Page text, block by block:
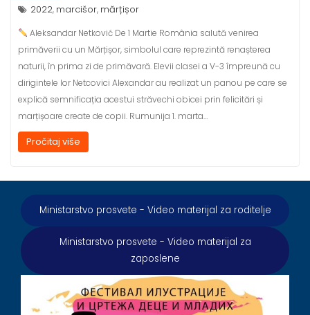
2022, marcišor, mărțișor
Aleksandar Netković De 1 Martie România salută venirea
primăverii cu un Mărțișor, simbolul care reprezintă renașterea
naturii, în prima zi de primăvară. Elevii clasei a V-3 împreună cu
dirigintele lor Netcovici Alexandar au realizat un panou pe care se
explică semnificația acestui străvechi obicei prin felicitări și
marțișoare create de copii. Rumunija 1. marta…
Pročitaj više
Ministarstvo prosvete - Video materijal za roditelje
Ministarstvo prosvete - Video materijal za
zaposlene